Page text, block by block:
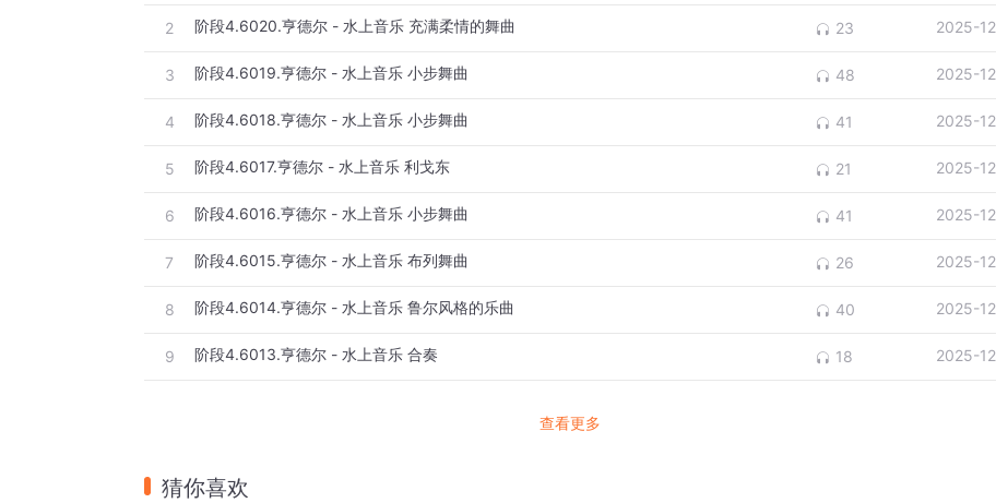
2 阶段4.6020.亨德尔 - 水上音乐 充满柔情的舞曲 23 2025-12
3 阶段4.6019.亨德尔 - 水上音乐 小步舞曲 48 2025-12
4 阶段4.6018.亨德尔 - 水上音乐 小步舞曲 41 2025-12
5 阶段4.6017.亨德尔 - 水上音乐 利戈东 21 2025-12
6 阶段4.6016.亨德尔 - 水上音乐 小步舞曲 41 2025-12
7 阶段4.6015.亨德尔 - 水上音乐 布列舞曲 26 2025-12
8 阶段4.6014.亨德尔 - 水上音乐 鲁尔风格的乐曲 40 2025-12
9 阶段4.6013.亨德尔 - 水上音乐 合奏 18 2025-12
查看更多
猜你喜欢